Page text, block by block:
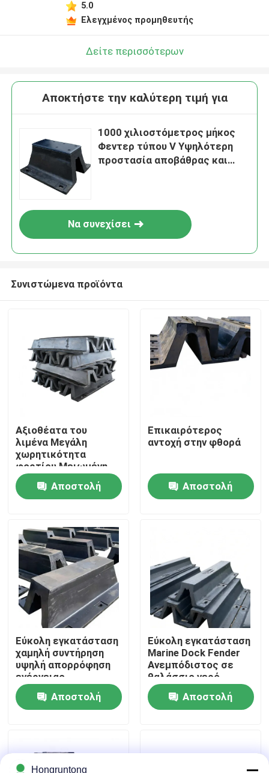
Σπίτι
Προϊόντα
Βίντεο
Σχετικά με εμάς
Επισκέψεις στο εργοστάσιο
Έλεγχος ποιότητας
Ζητήστε μια προσφορά
Λαστιχένιο κιγκλίδωμα αποβαθρών
Πνευματικό λαστιχένιο κιγκλίδωμα
5.0
Ελεγχμένος προμηθευτής
Δείτε περισσότερων
Αποκτήστε την καλύτερη τιμή για
1000 χιλιοστόμετρος μήκος
Φεντερ τύπου V Υψηλότερη
προστασία αποβάθρας και
Να συνεχίσει
Συνιστώμενα προϊόντα
Αξιοθέατα του
λιμένα Μεγάλη
χωρητικότητα
φορτίου Μειωμένη
συντήρηση Εύκολη
αντικατάσταση
Αποστολή
Επικαιρότερος
αντοχή στην φθορά
Αποστολή
Εύκολη εγκατάσταση
χαμηλή συντήρηση
υψηλή απορρόφηση
ενέργειας
Αποστολή
Εύκολη εγκατάσταση
Marine Dock Fender
Ανεμπόδιστος σε
θαλάσσιο νερό
Αποστολή
Hongruntong